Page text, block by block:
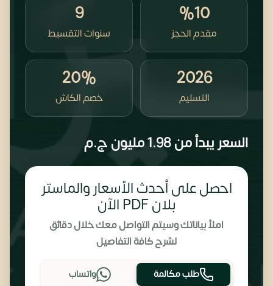
%10
مقدم الحجز
9
سنوات التقسيط
2026
التسليم
20%
خصم الكاش
السعر يبدأ من1.98 مليون ج.م
احصل على أحدث الأسعار والماستر
بلان PDF الآن
املأ بياناتك وسيتم التواصل معك خلال دقائق
لشرح كافة التفاصيل
طلب مكالمة واتساب